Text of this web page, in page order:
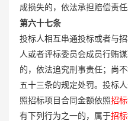
成损失的，依法承担赔偿责任
第六十七条
投标人相互串通投标或者与
人或者评标委员会成员行贿
的，依法追究刑事责任；尚
五十三条的规定处罚。投标
照招标项目合同金额依照招
有下列行为之一的，属于招